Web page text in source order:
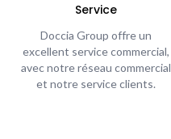
Service
Doccia Group offre un
excellent service commercial,
avec notre réseau commercial
et notre service clients.